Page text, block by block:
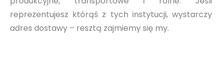
reprezentujesz którąś z tych instytucji, wystarczy
adres dostawy – resztą zajmiemy się my.